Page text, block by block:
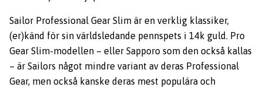
Sailor Professional Gear Slim är en verklig klassiker,
(er)känd för sin världsledande pennspets i 14k guld. Pro
Gear Slim-modellen – eller Sapporo som den också kallas
– är Sailors något mindre variant av deras Professional
Gear, men också kanske deras mest populära och